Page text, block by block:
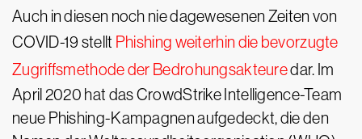
Auch in diesen noch nie dagewesenen Zeiten von
COVID-19 stellt Phishing weiterhin die bevorzugte
Zugriffsmethode der Bedrohungsakteuredar. Im
April 2020 hat das CrowdStrike Intelligence-Team
neue Phishing-Kampagnen aufgedeckt, die den